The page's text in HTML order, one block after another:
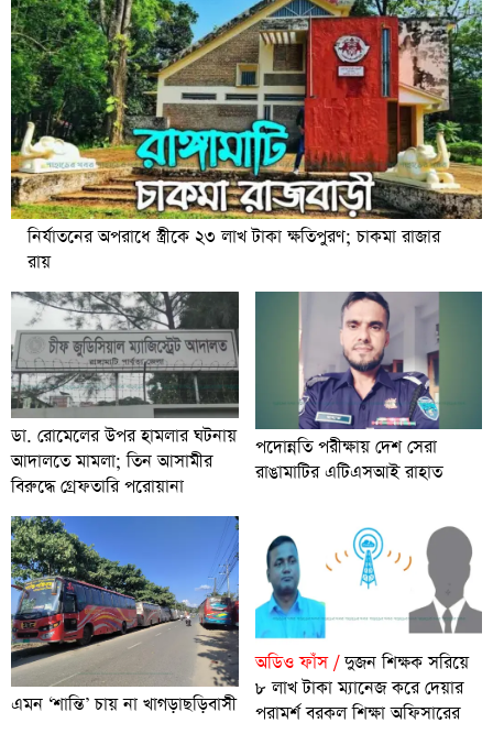
নির্যাতনের অপরাধে স্ত্রীকে ২৩ লাখ টাকা ক্ষতিপুরণ; চাকমা রাজার
রায়
ডা. রোমেলের উপর হামলার ঘটনায়
আদালতে মামলা; তিন আসামীর
বিরুদ্ধে গ্রেফতারি পরোয়ানা
পদোন্নতি পরীক্ষায় দেশ সেরা
রাঙামাটির এটিএসআই রাহাত
এমন ‘শান্তি’ চায় না খাগড়াছড়িবাসী
অডিও ফাঁস /দুজন শিক্ষক সরিয়ে
৮ লাখ টাকা ম্যানেজ করে দেয়ার
পরামর্শ বরকল শিক্ষা অফিসারের